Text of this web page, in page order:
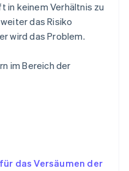
in keinem Verhältnis zu
das Risiko
wird das Problem.
im Bereich der
das Versäumen der